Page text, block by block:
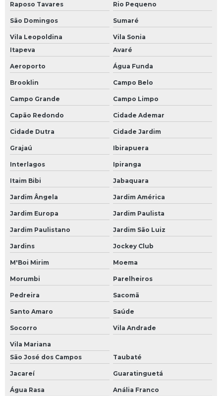
Raposo Tavares Rio Pequeno
São Domingos Sumaré
Vila Leopoldina
Vila Sonia
Itapeva
Avaré
Aeroporto Água Funda
Brooklin Campo Belo
Campo Grande Campo Limpo
Capão Redondo Cidade Ademar
Cidade Dutra Cidade Jardim
Grajaú Ibirapuera
Interlagos Ipiranga
Itaim Bibi Jabaquara
Jardim Ângela Jardim América
Jardim Europa Jardim Paulista
Jardim Paulistano Jardim São Luiz
Jardins Jockey Club
M'Boi Mirim Moema
Morumbi Parelheiros
Pedreira Sacomã
Santo Amaro Saúde
Socorro Vila Andrade
Vila Mariana
São José dos Campos
Taubaté
Jacareí Guaratinguetá
Água Rasa Anália Franco